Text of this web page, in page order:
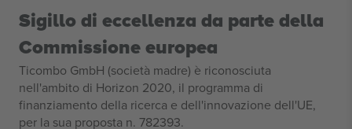
Sigillo di eccellenza da parte della
Commissione europea
Ticombo GmbH (società madre) è riconosciuta
nell'ambito di Horizon 2020, il programma di
finanziamento della ricerca e dell'innovazione dell'UE,
per la sua proposta n. 782393.